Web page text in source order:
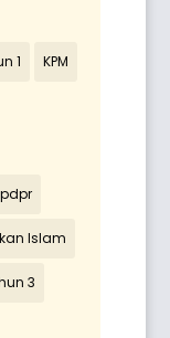
1 KPM
pdpr
Islam
3